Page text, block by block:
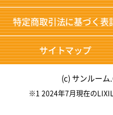
特定商取引法に基づく表
サイトマップ
(c) サンルーム
※1 2024年7月現在の